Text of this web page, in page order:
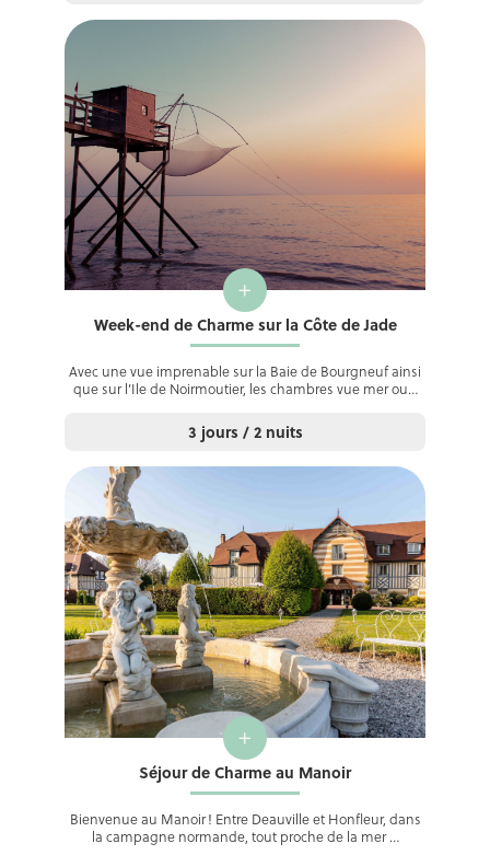
+
Week-end de Charme sur la Côte de Jade
Avec une vue imprenable sur la Baie de Bourgneuf ainsi
que sur l’Ile de Noirmoutier, les chambres vue mer ou…
3 jours / 2 nuits
+
Séjour de Charme au Manoir
Bienvenue au Manoir ! Entre Deauville et Honfleur, dans
la campagne normande, tout proche de la mer …